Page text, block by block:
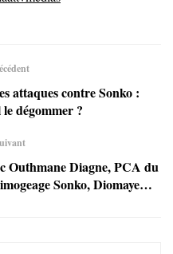
attaques contre Sonko :
dégommer ?
Diagne, PCA du
Sonko, Diomaye…